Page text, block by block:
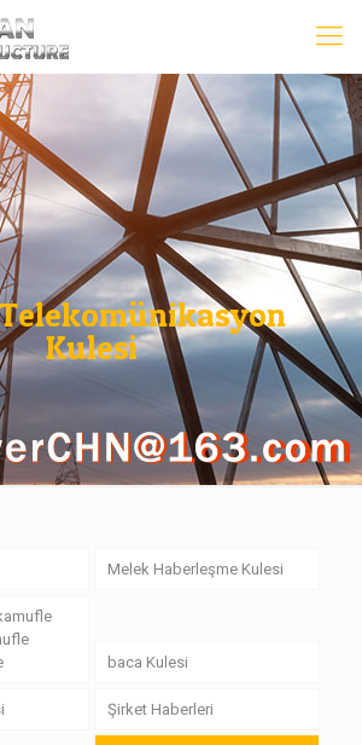
Kulesi
Melek Haberleşme Kulesi
baca Kulesi
Şirket Haberleri